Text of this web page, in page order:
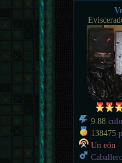
9.88
138475
Un eón